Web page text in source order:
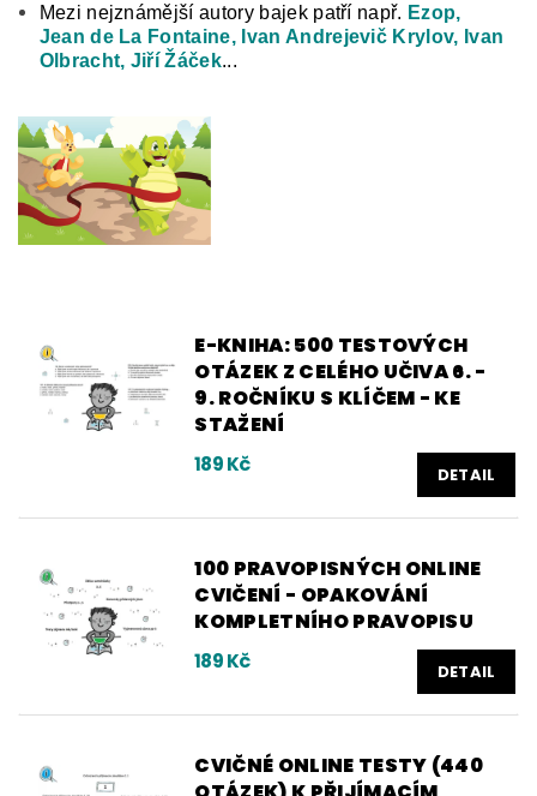
Mezi nejznámější autory bajek patří např. Ezop,
Jean de La Fontaine, Ivan Andrejevič Krylov, Ivan
Olbracht, Jiří Žáček...
E-KNIHA: 500 TESTOVÝCH
OTÁZEK Z CELÉHO UČIVA 6. -
9. ROČNÍKU S KLÍČEM - KE
STAŽENÍ
189 Kč DETAIL
100 PRAVOPISNÝCH ONLINE
CVIČENÍ - OPAKOVÁNÍ
KOMPLETNÍHO PRAVOPISU
189 Kč DETAIL
CVIČNÉ ONLINE TESTY (440